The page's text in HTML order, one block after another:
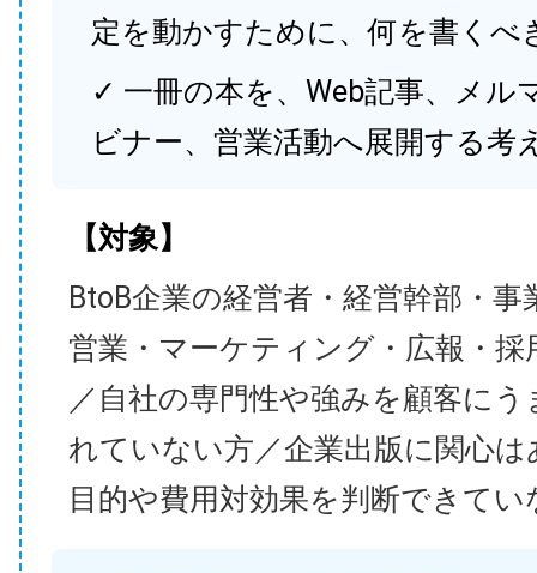
定を動かすために、何を書くべ
✓ 一冊の本を、Web記事、メル
ビナー、営業活動へ展開する考
【対象】
BtoB企業の経営者・経営幹部・事
営業・マーケティング・広報・採
／自社の専門性や強みを顧客に
れていない方／企業出版に関心
目的や費用対効果を判断できてい